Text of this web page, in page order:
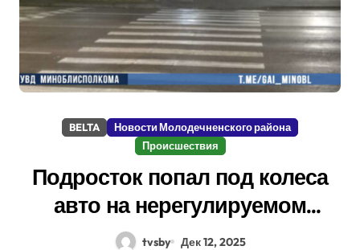
BELTA
Новости Молодечненского района
Происшествия
Подросток попал под колеса
авто на нерегулируемом
пешеходном переходе в
tvsby Дек 12, 2025